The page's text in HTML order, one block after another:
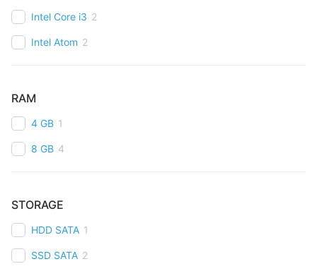
Intel Core i3 2
Intel Atom 2
RAM
4 GB 1
8 GB 4
STORAGE
HDD SATA 1
SSD SATA 2